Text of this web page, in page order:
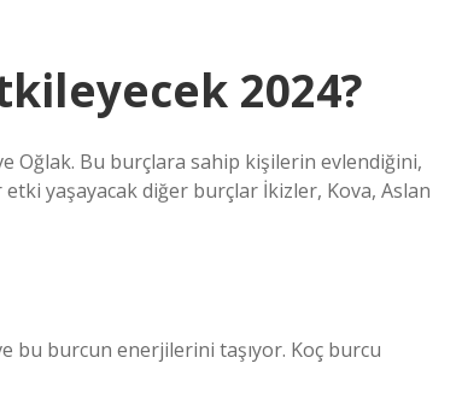
2024?
Oğlak. Bu burçlara sahip kişilerin evlendiğini,
yaşayacak diğer burçlar İkizler, Kova, Aslan
bu burcun enerjilerini taşıyor. Koç burcu